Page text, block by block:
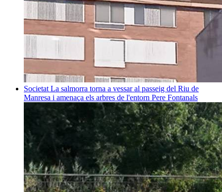
Societat La salmorra torna a vessar al passeig del Riu de
Manresa i amenaça els arbres de l'entorn Pere Fontanals